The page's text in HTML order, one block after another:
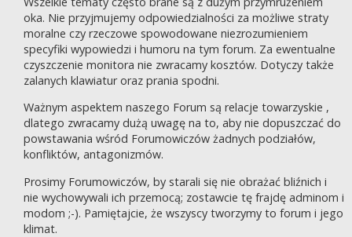
oka. Nie przyjmujemy odpowiedzialności za możliwe straty
moralne czy rzeczowe spowodowane niezrozumieniem
specyfiki wypowiedzi i humoru na tym forum. Za ewentualne
czyszczenie monitora nie zwracamy kosztów. Dotyczy także
zalanych klawiatur oraz prania spodni.
Ważnym aspektem naszego Forum są relacje towarzyskie ,
dlatego zwracamy dużą uwagę na to, aby nie dopuszczać do
powstawania wśród Forumowiczów żadnych podziałów,
konfliktów, antagonizmów.
Prosimy Forumowiczów, by starali się nie obrażać bliźnich i
nie wychowywali ich przemocą; zostawcie tę frajdę adminom i
modom ;-). Pamiętajcie, że wszyscy tworzymy to forum i jego
klimat.